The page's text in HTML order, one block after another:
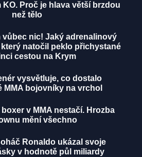
KO. Proč je hlava větší brzdou
než tělo
vůbec nic! Jaký adrenalinový
natočil peklo přichystané
cestou na Krym
vysvětluje, co dostalo
MMA bojovníky na vrchol
v MMA nestačí. Hrozba
mění všechno
Ronaldo ukázal svoje
v hodnotě půl miliardy